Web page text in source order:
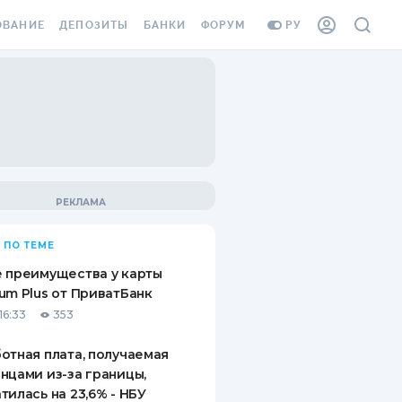
РУ
ВИНЬЕТКА
СОТРУДНИКОВ
ОТ
СЛУЧАЕВ
ДЕПОЗИТЫ
ВОПРОСЫ И ОТВЕТЫ
ПУТЕВОДИТЕЛИ ПО
БАНКИ ФОРУМ
ПО ТЕМЕ
преимущества у карты
Plus от ПриватБанк
353
плата, получаемая
из-за границы,
на 23,6% - НБУ